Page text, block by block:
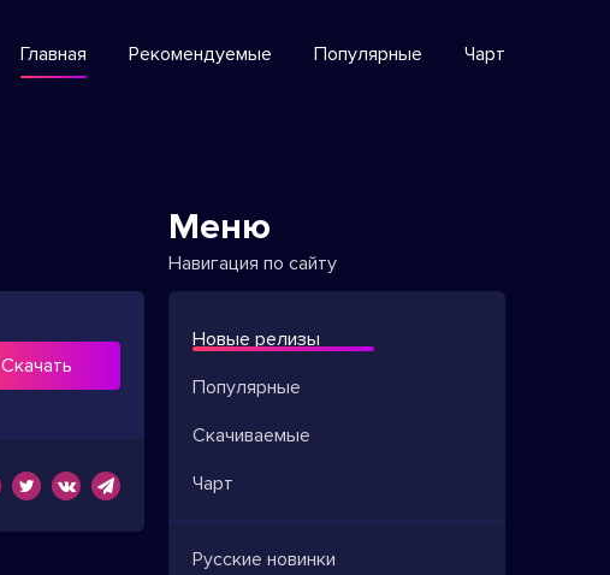
Главная Рекомендуемые Популярные Чарт
Скачать
Меню
Навигация по сайту
Новые релизы
Популярные
Скачиваемые
Чарт
Русские новинки